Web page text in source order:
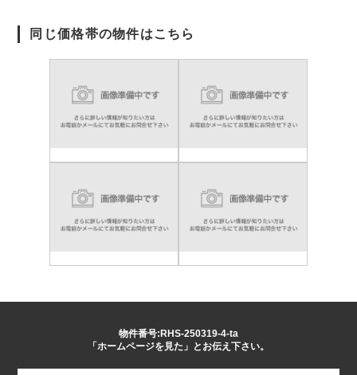
同じ価格帯の物件はこちら
物件番号:RHS-250319-4-ta
「ホームページを見た」とお伝え下さい。